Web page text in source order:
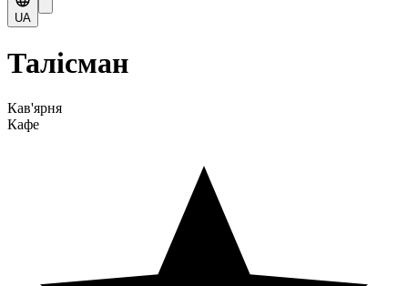
UA
Талісман
Кав'ярня
Кафе